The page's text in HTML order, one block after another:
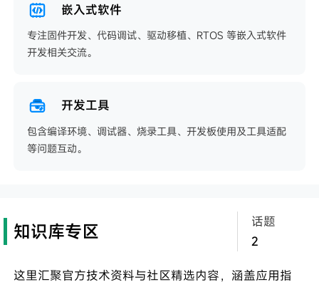
嵌入式软件
专注固件开发、代码调试、驱动移植、RTOS 等嵌入式软件
开发相关交流。
开发工具
包含编译环境、调试器、烧录工具、开发板使用及工具适配
等问题互动。
知识库专区
话题
2
这里汇聚官方技术资料与社区精选内容，涵盖应用指